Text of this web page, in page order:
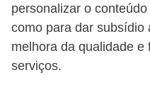
personalizar o
como para dar subsídio
melhora da qualidade
serviços.